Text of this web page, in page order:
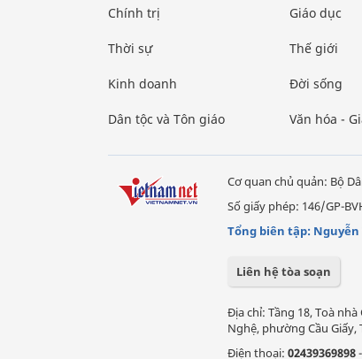
Chính trị
Thời sự
Kinh doanh
Dân tộc và Tôn giáo
Giáo dục
Thế giới
Đời sống
Văn hóa -
Cơ quan chủ quản: Bộ
Số giấy phép: 146/GP-
Tổng biên tập: Nguyễn
Liên hệ tòa soạn
Địa chỉ: Tầng 18, Toà
Nghệ, phường Cầu Giấy,
Điện thoại: 02439369898